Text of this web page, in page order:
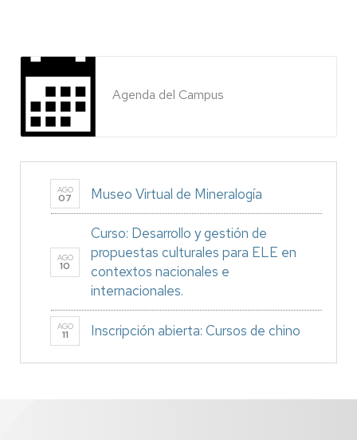
Agenda del Campus
AGO
07 Museo Virtual de Mineralogía
AGO
10
Curso: Desarrollo y gestión de
propuestas culturales para ELE en
contextos nacionales e
internacionales.
AGO
11 Inscripción abierta: Cursos de chino